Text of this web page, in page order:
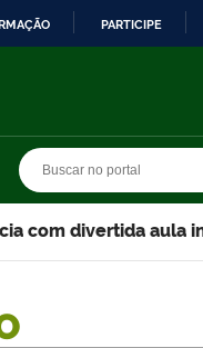
PARTICIPE
com divertida aula